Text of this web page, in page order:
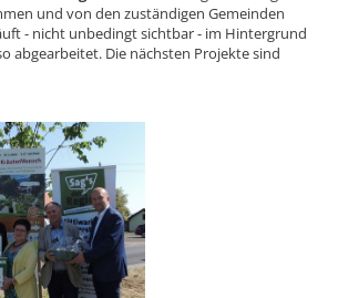
und von den zuständigen Gemeinden
- nicht unbedingt sichtbar - im Hintergrund
abgearbeitet. Die nächsten Projekte sind